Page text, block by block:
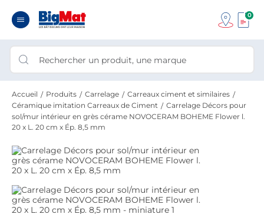
0
Accueil Produits Carrelage
Carreaux ciment et similaires
Céramique imitation Carreaux de Ciment
Carrelage Décors pour
sol/mur intérieur en grès cérame NOVOCERAM BOHEME Flower l.
20 x L. 20 cm x Ép. 8,5 mm